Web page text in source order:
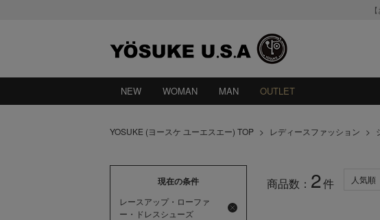
NEW WOMAN MAN OUTLET
YOSUKE (ヨースケ ユーエスエー) TOP > レディースファッション >
現在の条件
レースアップ・ローファ
ー・ドレスシューズ
商品数： 2件